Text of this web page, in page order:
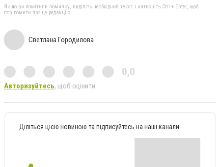
Якщо ви помітили помилку, виділіть необхідний текст і натисніть Ctrl + Enter, щоб
повідомити про це редакцію
Светлана Городилова
0,0
Авторизуйтесь, щоб оцінити
Діліться цією новиною та підписуйтесь на наші канали